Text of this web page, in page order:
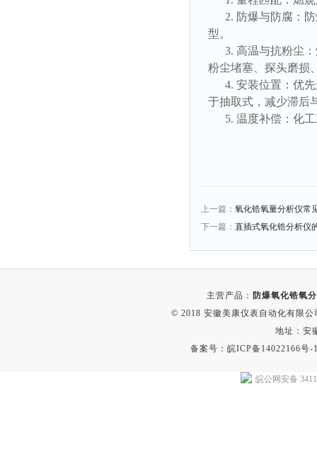
2. 防爆与防腐：
型。
3. 高温与抗粉尘
粉尘堵塞、探头磨损
4. 安装位置：优
于抽取式，减少滞后
5. 温度补偿：化
上一篇： 氧化锆氧量分析仪常
下一篇： 直插式氧化锆分析仪
主营产品： 防爆氧化锆氧
© 2018 安徽美康仪表自动化有限
地址：安
备案号：皖ICP备14022166号-
皖公网安备